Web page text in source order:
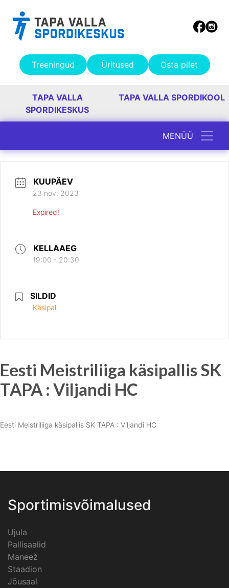
Treeningud Üritused Osta pilet
TAPA VALLA
SPORDIKESKUS
TAPA VALLA SPORDIKOOL
Peamine navigatsioon
MENÜÜ
KUUPÄEV
23 nov. 2023
Expired!
KELLAAEG
19:00 - 20:30
SILDID
Käsipall
Eesti Meistriliiga käsipallis SK
TAPA : Viljandi HC
Eesti Meistriliiga käsipallis SK TAPA : Viljandi HC
Sportimisvõimalused
Ujula
Pallisaalid
Maneež
Staadion
Jõusaal